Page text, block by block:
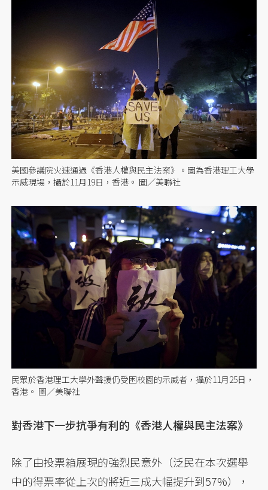
美國參議院火速通過《香港人權與民主法案》。圖為香港理工大學
示威現場，攝於11月19日，香港。 圖／美聯社
民眾於香港理工大學外聲援仍受困校園的示威者，攝於11月25日，
香港。 圖／美聯社
對香港下一步抗爭有利的《香港人權與民主法案》
除了由投票箱展現的強烈民意外（泛民在本次選舉
中的得票率從上次的將近三成大幅提升到57%），